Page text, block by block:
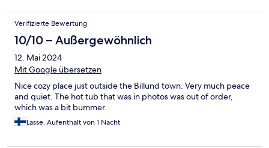
Verifizierte Bewertung
10/10 – Außergewöhnlich
12. Mai 2024
Mit Google übersetzen
Nice cozy place just outside the Billund town. Very much peace
and quiet. The hot tub that was in photos was out of order,
which was a bit bummer.
Lasse, Aufenthalt von 1 Nacht